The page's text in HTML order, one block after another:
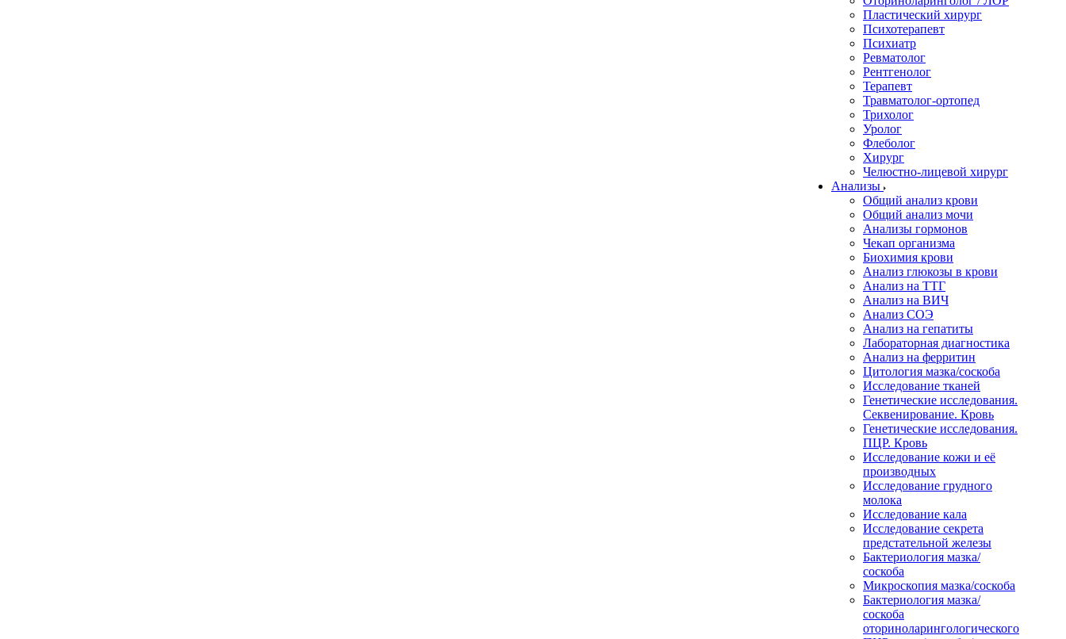
Пластический хирург
Психотерапевт
Психиатр
Ревматолог
Рентгенолог
Терапевт
Травматолог-ортопед
Трихолог
Уролог
Флеболог
Хирург
Челюстно-лицевой хирург
Анализы
Общий анализ крови
Общий анализ мочи
Анализы гормонов
Чекап организма
Биохимия крови
Анализ глюкозы в крови
Анализ на ТТГ
Анализ на ВИЧ
Анализ СОЭ
Анализ на гепатиты
Лабораторная диагностика
Анализ на ферритин
Цитология мазка/соскоба
Исследование тканей
Генетические исследования.
Секвенирование. Кровь
Генетические исследования.
ПЦР. Кровь
Исследование кожи и её
производных
Исследование грудного
молока
Исследование кала
Исследование секрета
предстательной железы
Бактериология мазка/
соскоба
Микроскопия мазка/соскоба
Бактериология мазка/
соскоба
оториноларингологического